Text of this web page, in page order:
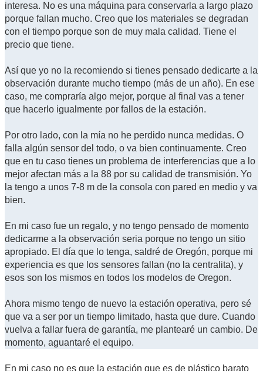
interesa. No es una máquina para conservarla a largo plazo
porque fallan mucho. Creo que los materiales se degradan
con el tiempo porque son de muy mala calidad. Tiene el
precio que tiene.
Así que yo no la recomiendo si tienes pensado dedicarte a la
observación durante mucho tiempo (más de un año). En ese
caso, me compraría algo mejor, porque al final vas a tener
que hacerlo igualmente por fallos de la estación.
Por otro lado, con la mía no he perdido nunca medidas. O
falla algún sensor del todo, o va bien continuamente. Creo
que en tu caso tienes un problema de interferencias que a lo
mejor afectan más a la 88 por su calidad de transmisión. Yo
la tengo a unos 7-8 m de la consola con pared en medio y va
bien.
En mi caso fue un regalo, y no tengo pensado de momento
dedicarme a la observación seria porque no tengo un sitio
apropiado. El día que lo tenga, saldré de Oregón, porque mi
experiencia es que los sensores fallan (no la centralita), y
esos son los mismos en todos los modelos de Oregon.
Ahora mismo tengo de nuevo la estación operativa, pero sé
que va a ser por un tiempo limitado, hasta que dure. Cuando
vuelva a fallar fuera de garantía, me plantearé un cambio. De
momento, aguantaré el equipo.
En mi caso no es que la estación que es de plástico barato